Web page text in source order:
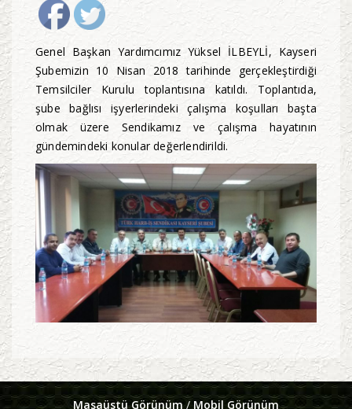
Genel Başkan Yardımcımız Yüksel İLBEYLİ, Kayseri
Şubemizin 10 Nisan 2018 tarihinde gerçekleştirdiği
Temsilciler Kurulu toplantısına katıldı. Toplantıda,
şube bağlısı işyerlerindeki çalışma koşulları başta
olmak üzere Sendikamız ve çalışma hayatının
gündemindeki konular değerlendirildi.
Masaüstü Görünüm/ Mobil Görünüm